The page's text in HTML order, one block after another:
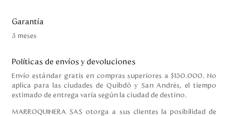
Garantía
3 meses
Políticas de envíos y devoluciones
Envío estándar gratis en compras superiores a $150.000. No
aplica para las ciudades de Quibdó y San Andrés, el tiempo
estimado de entrega varía según la ciudad de destino.
MARROQUINERA SAS otorga a sus clientes la posibilidad de